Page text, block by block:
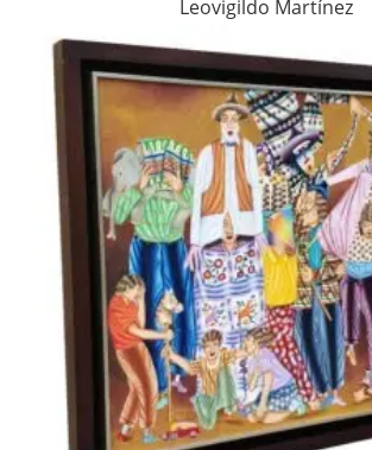
Leovigildo Martínez